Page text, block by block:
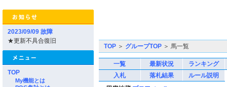
2023/09/09 故障
★更新不具合復旧
TOP
My機能とは
TOP ＞ グループTOP ＞ 馬一覧
一覧 最新状況
ランキング
入札
落札結果
ルール説明